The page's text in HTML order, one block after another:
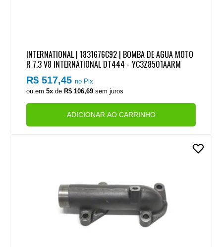
INTERNATIONAL | 1831676C92 | BOMBA DE AGUA MOTO
R 7.3 V8 INTERNATIONAL DT444 - YC3Z8501AARM
R$ 517,45no Pix
ou em5x de R$ 106,69 sem juros
ADICIONAR AO CARRINHO